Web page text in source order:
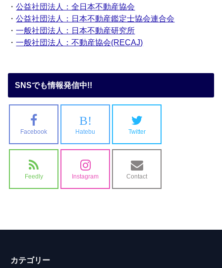
・公益社団法人：全日本不動産協会
・公益社団法人：日本不動産鑑定士協会連合会
・一般社団法人：日本不動産研究所
・一般社団法人：不動産協会(RECAJ)
SNSでも情報発信中!!
Facebook
B!
Hatebu Twitter
Feedly Instagram Contact
カテゴリー